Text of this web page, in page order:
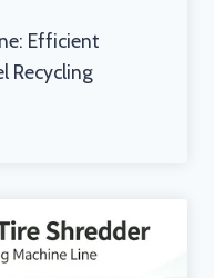
Efficient
Recycling